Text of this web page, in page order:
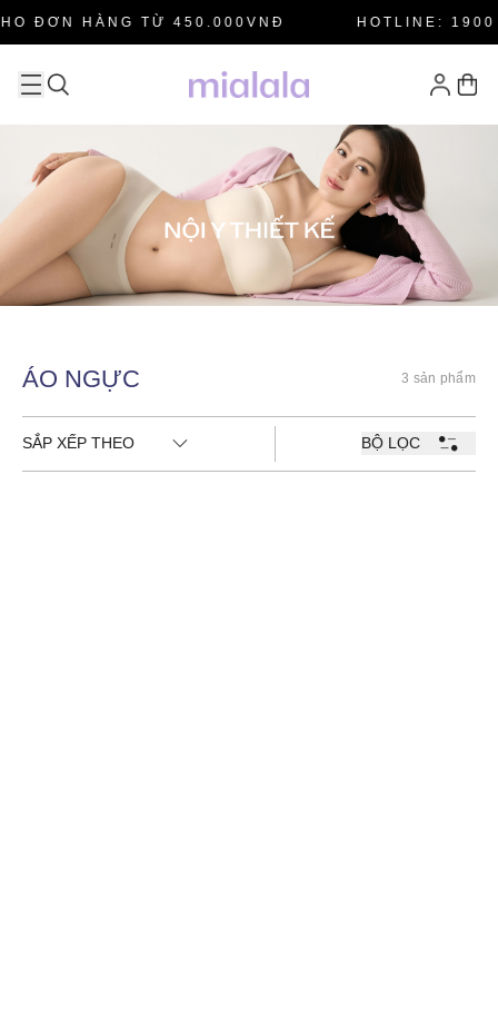
ĐƠN HÀNG TỪ 450.000VNĐ HOTLINE: 1900
ÁO NGỰC 3 sản phẩm
SẮP XẾP THEO BỘ LỌC